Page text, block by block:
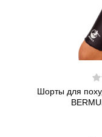
Шорты для